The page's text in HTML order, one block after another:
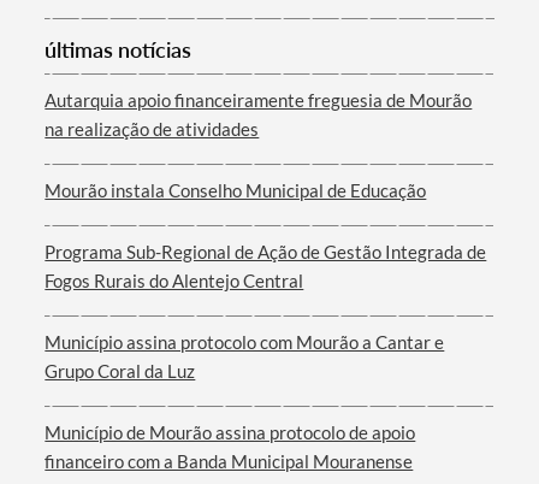
Categorias gerais
Filtros
últimas notícias
Autarquia apoio financeiramente freguesia de Mourão
na realização de atividades
Mourão instala Conselho Municipal de Educação
Programa Sub-Regional de Ação de Gestão Integrada de
Fogos Rurais do Alentejo Central
Município assina protocolo com Mourão a Cantar e
Grupo Coral da Luz
Município de Mourão assina protocolo de apoio
financeiro com a Banda Municipal Mouranense